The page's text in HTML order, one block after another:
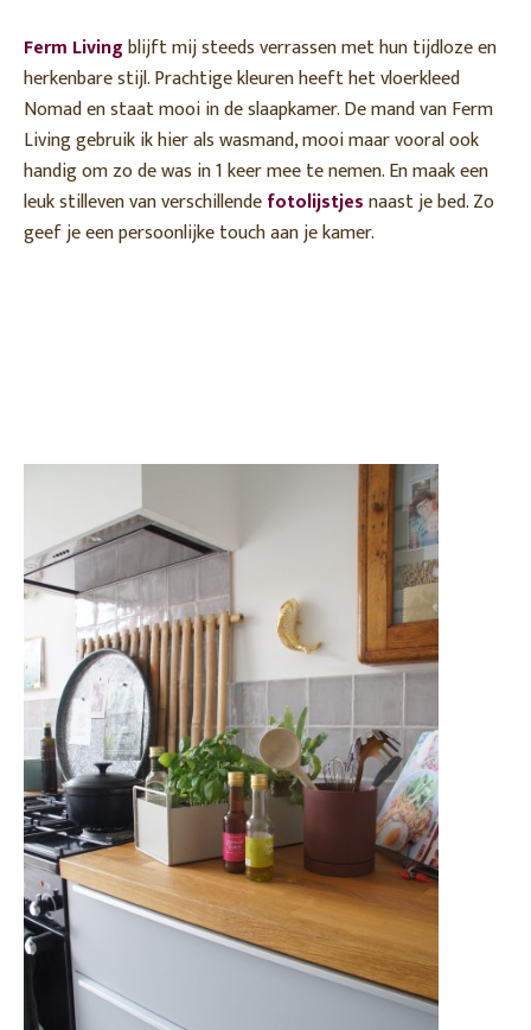
Ferm Livingblijft mij steeds verrassen met hun tijdloze en
herkenbare stijl. Prachtige kleuren heeft het vloerkleed
Nomad en staat mooi in de slaapkamer. De mand van Ferm
Living gebruik ik hier als wasmand, mooi maar vooral ook
handig om zo de was in 1 keer mee te nemen. En maak een
leuk stilleven van verschillendefotolijstjesnaast je bed. Zo
geef je een persoonlijke touch aan je kamer.